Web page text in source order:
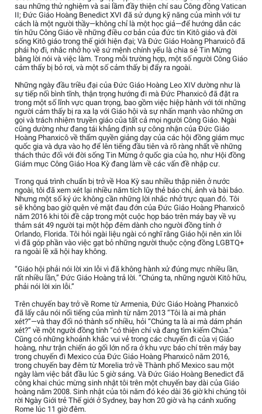
sau những thử nghiệm và sai lầm đầy thiện chí sau Công đồng Vatican
II; Đức Giáo Hoàng Benedict XVI đã sử dụng kỹ năng của mình với tư
cách là một người thầy—không chỉ là một học giả—để hướng dẫn các
tín hữu Công Giáo về những điều cơ bản của đức tin Kitô giáo và đời
sống Kitô giáo trong thế giới hiện đại; Và Đức Giáo Hoàng Phanxicô đã
phái họ đi, nhắc nhở họ về sứ mệnh chính yếu là chia sẻ Tin Mừng
bằng lời nói và việc làm. Trong mỗi trường hợp, một số người Công Giáo
cảm thấy bị bỏ rơi, và một số cảm thấy bị đẩy ra ngoài.
Những ngày đầu triều đại của Đức Giáo Hoàng Leo XIV dường như là
sự tiếp nối bình tĩnh, thận trọng hướng đi mà Đức Phanxicô đã đặt ra
trong một số lĩnh vực quan trọng, bao gồm việc hiệp hành với tới những
người cảm thấy bị ra xa lạ với Giáo hội và sự nhấn mạnh vào những ơn
gọi và trách nhiệm truyền giáo của tất cả mọi người Công Giáo. Ngài
cũng dường như đang tái khẳng định sự công nhận của Đức Giáo
Hoàng Phanxicô về thẩm quyền giảng dạy của các hội đồng giám mục
quốc gia và dựa vào họ để lên tiếng đầu tiên và rõ ràng nhất về những
thách thức đối với đời sống Tin Mừng ở quốc gia của họ, như Hội đồng
Giám mục Công Giáo Hoa Kỳ đang làm về các vấn đề nhập cư.
Trong quá trình chuẩn bị trở về Hoa Kỳ sau nhiều thập niên ở nước
ngoài, tôi đã xem xét lại nhiều năm tích lũy thẻ báo chí, ảnh và bài báo.
Nhưng một số ký ức không cần những lời nhắc nhở trực quan đó. Tôi
sẽ không bao giờ quên vẻ mặt đau đớn của Đức Giáo Hoàng Phanxicô
năm 2016 khi tôi đề cập trong một cuộc họp báo trên máy bay về vụ
thảm sát 49 người tại một hộp đêm dành cho người đồng tính ở
Orlando, Florida. Tôi hỏi ngài liệu ngài có nghĩ rằng Giáo hội nên xin lỗi
vì đã góp phần vào việc gạt bỏ những người thuộc cộng đồng LGBTQ+
ra ngoài lề xã hội hay không.
“Giáo hội phải nói lời xin lỗi vì đã không hành xử đúng mực nhiều lần,
rất nhiều lần,” Đức Giáo Hoàng trả lời. “Chúng ta, những người Kitô hữu,
phải nói lời xin lỗi.”
Trên chuyến bay trở về Rome từ Armenia, Đức Giáo Hoàng Phanxicô
đã lấy câu nói nổi tiếng của mình từ năm 2013 “Tôi là ai mà phán
xét?”—và thay đổi nó thành số nhiều, hỏi “Chúng ta là ai mà dám phán
xét?” về một người đồng tính “có thiện chí và đang tìm kiếm Chúa.”
Cũng có những khoảnh khắc vui vẻ trong các chuyến đi của vị Giáo
hoàng, như trận chiến áo gối lớn nổ ra ở khu vực báo chí trên máy bay
trong chuyến đi Mexico của Đức Giáo Hoàng Phanxicô năm 2016,
trong chuyến bay đêm từ Morelia trở về Thành phố Mexico sau một
ngày làm việc bắt đầu lúc 5 giờ sáng. Và Đức Giáo Hoàng Benedict đã
công khai chúc mừng sinh nhật tôi trên một chuyến bay dài của Giáo
hoàng năm 2008. Sinh nhật của tôi năm đó kéo dài 36 giờ khi chúng tôi
rời Ngày Giới trẻ Thế giới ở Sydney, bay hơn 20 giờ và hạ cánh xuống
Rome lúc 11 giờ đêm.